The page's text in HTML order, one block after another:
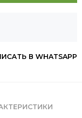
В WHATSAPP